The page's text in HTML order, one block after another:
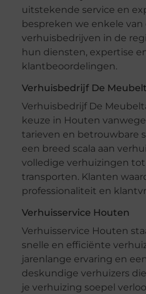
uitstekende service en
bespreken we enkele van
verhuisbedrijven in de
hun diensten, expertise
klantbeoordelingen.
Verhuisbedrijf De
Verhuisbedrijf De
keuze in Houten
tarieven en betrouwbare
een breed scala aan
volledige verhuizingen
transporten. Klanten
professionaliteit en
Verhuisservice Houten
Verhuisservice Houten
snelle en efficiënte
jarenlange ervaring en
deskundige verhuizers
je verhuizing soepel